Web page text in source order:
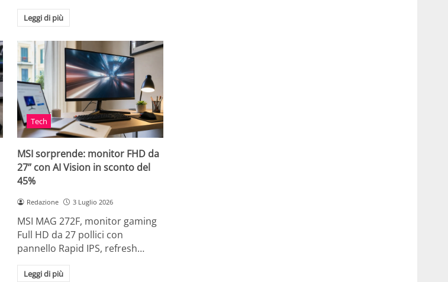
Leggi di più
Tech
MSI sorprende: monitor FHD da
27’’ con AI Vision in sconto del
45%
Redazione 3 Luglio 2026
MSI MAG 272F, monitor gaming
Full HD da 27 pollici con
pannello Rapid IPS, refresh…
Leggi di più